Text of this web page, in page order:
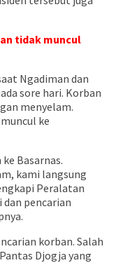
tidak muncul
Ngadiman dan
sore hari. Korban
menyelam.
ke
Basarnas.
kami langsung
Peralatan
pencarian
korban. Salah
Djogja yang